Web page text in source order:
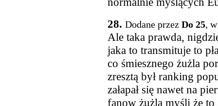
28. Dodane przez Do 25,
Ale taka prawda,
jaka to transmituje to
co śmiesznego żużla
zresztą był ranking
załapał się nawet na
fanow żużla myśli że